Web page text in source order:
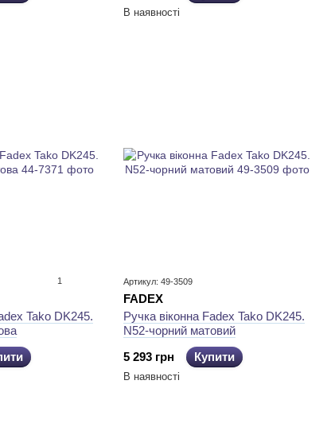
В наявності
1
Tako DK245.
Артикул: 49-3509
FADEX
Ручка віконна Fadex Tako DK245.
N52-чорний матовий
5 293 грн
Купити
В наявності